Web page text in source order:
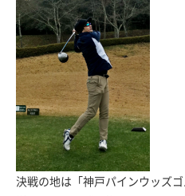
決戦の地は「神戸パインウッズゴ